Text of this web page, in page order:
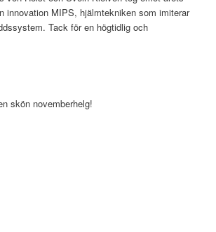
innovation MIPS, hjälmtekniken som imiterar
Tack för en högtidlig och
skön novemberhelg!